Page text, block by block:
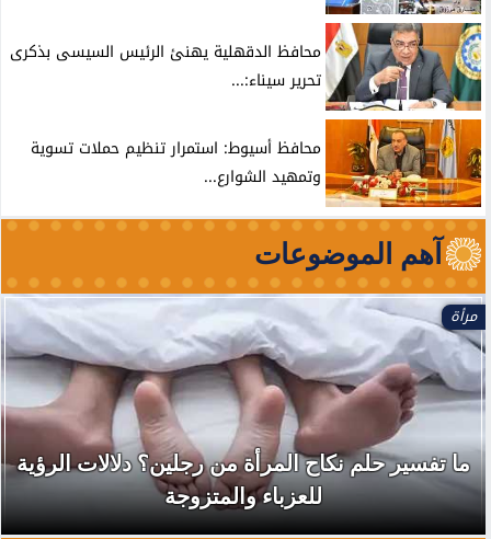
محافظ الدقهلية يهنئ الرئيس السيسى بذكرى
تحرير سيناء:...
محافظ أسيوط: استمرار تنظيم حملات تسوية
وتمهيد الشوارع...
آهم الموضوعات
مرأة
ما تفسير حلم نكاح المرأة من رجلين؟ دلالات الرؤية
للعزباء والمتزوجة